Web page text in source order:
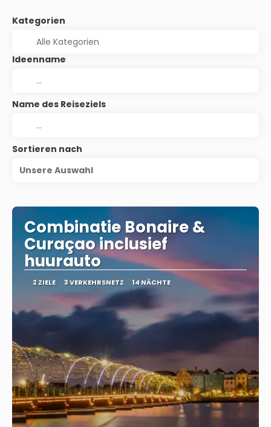
Kategorien
Ideenname
Name des Reiseziels
Sortieren nach
Unsere Auswahl
Combinatie Bonaire &
Curaçao inclusief
huurauto
2 ZIELE 3 VERKEHRSNETZ 14 NÄCHTE